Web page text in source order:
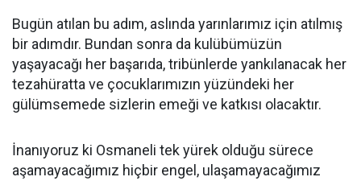
Bugün atılan bu adım, aslında yarınlarımız için atılmış
bir adımdır. Bundan sonra da kulübümüzün
yaşayacağı her başarıda, tribünlerde yankılanacak her
tezahüratta ve çocuklarımızın yüzündeki her
gülümsemede sizlerin emeği ve katkısı olacaktır.
İnanıyoruz ki Osmaneli tek yürek olduğu sürece
aşamayacağımız hiçbir engel, ulaşamayacağımız